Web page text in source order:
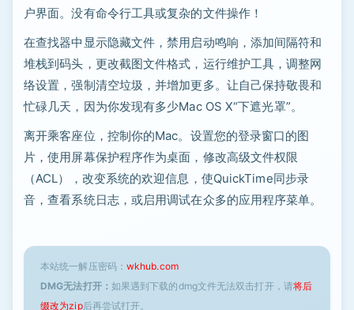
户界面。没有命令行工具或复杂的文件操作！
在查找器中显示隐藏文件，禁用启动鸣响，添加间隔符和
堆栈到码头，更改截图文件格式，运行维护工具，调整网
络设置，强制清空垃圾，并增加更多。让自己保持敬畏和
忙碌几天，因为你发现有多少Mac OS X“下遮光罩”。
离开乘客座位，控制你的Mac。设置您的登录窗口的图
片，使用屏幕保护程序作为桌面，修改高级文件权限
（ACL），改变系统的欢迎信息，使QuickTime同步录
音，查看系统日志，或启用调试在众多的应用程序菜单。
本站统一解压密码： wkhub.com
DMG无法打开： 如果遇到下载的dmg文件无法双击打开，请将后
缀改为zip后再尝试打开。